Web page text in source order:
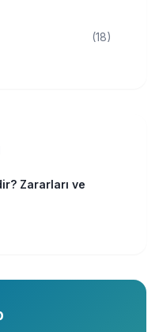
(18)
Zararları ve